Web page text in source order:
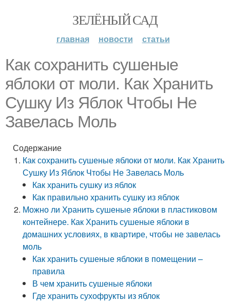
ЗЕЛЁНЫЙ САД
главная новости статьи
Как сохранить сушеные
яблоки от моли. Как Хранить
Сушку Из Яблок Чтобы Не
Завелась Моль
Содержание
Как сохранить сушеные яблоки от моли. Как Хранить
Сушку Из Яблок Чтобы Не Завелась Моль
Как хранить сушку из яблок
Как правильно хранить сушку из яблок
Можно ли Хранить сушеные яблоки в пластиковом
контейнере. Как Хранить сушеные яблоки в
домашних условиях, в квартире, чтобы не завелась
моль
Как хранить сушеные яблоки в помещении –
правила
В чем хранить сушеные яблоки
Где хранить сухофрукты из яблок